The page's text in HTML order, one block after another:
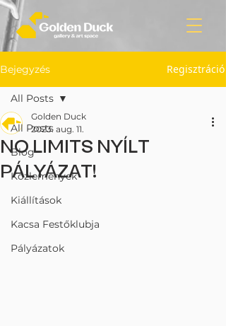
Bejegyzés Regisztráció
All Posts
Blog
Közlemények
Kiállítások
Kacsa Festőklubja
Pályázatok
All Posts
NO LIMITS NYÍLT
PÁLYÁZAT!
Golden Duck
2023. aug. 11.